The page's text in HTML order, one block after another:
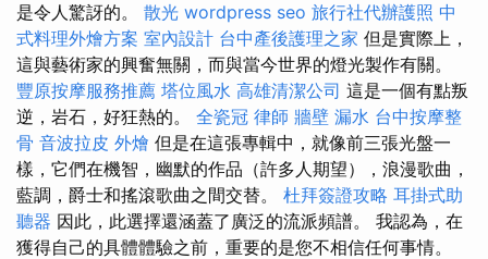
是令人驚訝的。 散光 wordpress seo 旅行社代辦護照 中
式料理外燴方案 室內設計 台中產後護理之家 但是實際上，
這與藝術家的興奮無關，而與當今世界的燈光製作有關。
豐原按摩服務推薦 塔位風水 高雄清潔公司 這是一個有點叛
逆，岩石，好狂熱的。 全瓷冠 律師 牆壁 漏水 台中按摩整
骨 音波拉皮 外燴 但是在這張專輯中，就像前三張光盤一
樣，它們在機智，幽默的作品（許多人期望），浪漫歌曲，
藍調，爵士和搖滾歌曲之間交替。 杜拜簽證攻略 耳掛式助
聽器 因此，此選擇還涵蓋了廣泛的流派頻譜。 我認為，在
獲得自己的具體體驗之前，重要的是您不相信任何事情。